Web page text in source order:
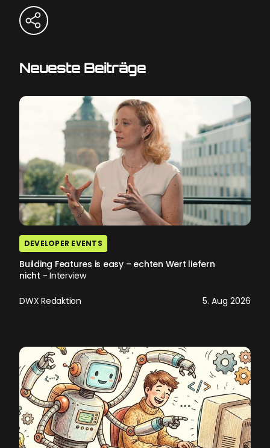
Neueste Beiträge
DEVELOPER EVENTS
Building Features is easy – echten Wert liefern
nicht - Interview
DWX Redaktion 5. Aug 2026